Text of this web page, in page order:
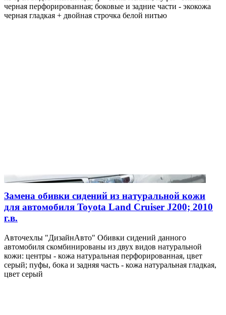
черная перфорированная; боковые и задние части - экокожа
черная гладкая + двойная строчка белой нитью
Замена обивки сидений из натуральной кожи
для автомобиля Toyota Land Cruiser J200; 2010
г.в.
Авточехлы "ДизайнАвто" Обивки сидений данного
автомобиля скомбинированы из двух видов натуральной
кожи: центры - кожа натуральная перфорированная, цвет
серый; пуфы, бока и задняя часть - кожа натуральная гладкая,
цвет серый